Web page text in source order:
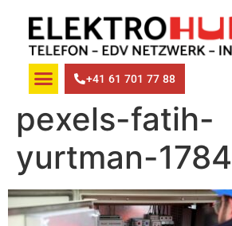
+41 61 701 77 88
pexels-fatih-
yurtman-